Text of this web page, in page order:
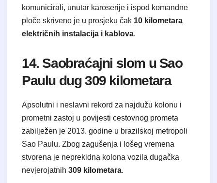
komunicirali, unutar karoserije i ispod komandne
ploče skriveno je u prosjeku čak 10 kilometara
električnih instalacija i kablova.
14. Saobraćajni slom u Sao
Paulu dug 309 kilometara
Apsolutni i neslavni rekord za najdužu kolonu i
prometni zastoj u povijesti cestovnog prometa
zabilježen je 2013. godine u brazilskoj metropoli
Sao Paulu. Zbog zagušenja i lošeg vremena
stvorena je neprekidna kolona vozila dugačka
nevjerojatnih 309 kilometara.